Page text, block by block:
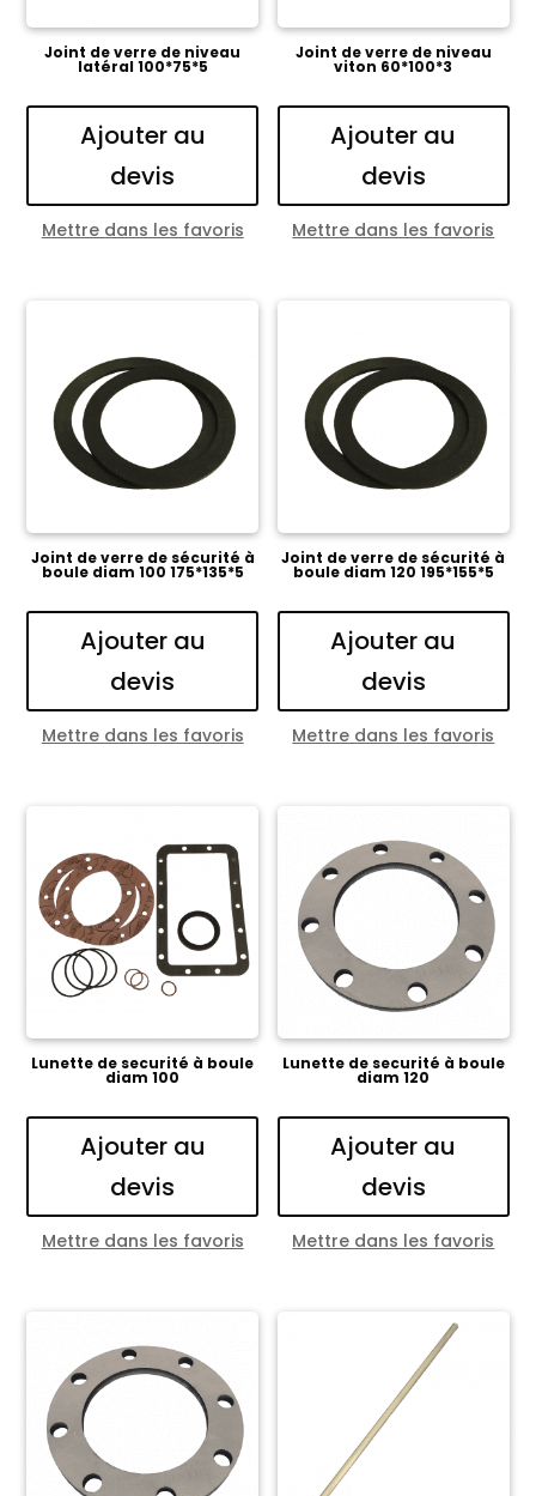
Joint de verre de niveau
latéral 100*75*5
Ajouter au
devis
Mettre dans les favoris
Joint de verre de niveau
viton 60*100*3
Ajouter au
devis
Mettre dans les favoris
Joint de verre de sécurité à
boule diam 100 175*135*5
Ajouter au
devis
Mettre dans les favoris
Joint de verre de sécurité à
boule diam 120 195*155*5
Ajouter au
devis
Mettre dans les favoris
Lunette de securité à boule
diam 100
Ajouter au
devis
Mettre dans les favoris
Lunette de securité à boule
diam 120
Ajouter au
devis
Mettre dans les favoris